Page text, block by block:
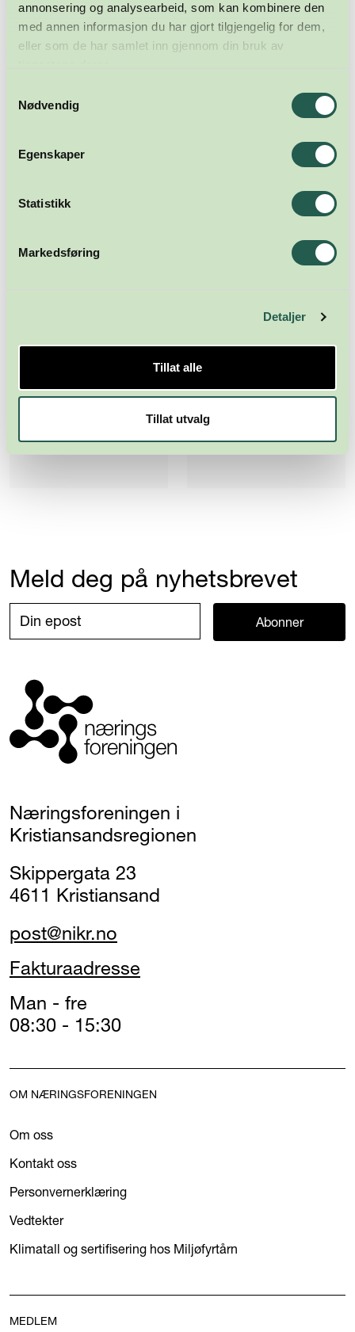
annonsering og analysearbeid, som kan kombinere den
med annen informasjon du har gjort tilgjengelig for dem,
eller som de har samlet inn gjennom din bruk av
Nødvendig
Egenskaper
Statistikk
Markedsføring
Detaljer
Tillat alle
Tillat utvalg
Meld deg på nyhetsbrevet
Abonner
Næringsforeningen i
Kristiansandsregionen
Skippergata 23
4611 Kristiansand
post@nikr.no
Fakturaadresse
Man - fre
08:30 - 15:30
OM NÆRINGSFORENINGEN
Om oss
Kontakt oss
Personvernerklæring
Vedtekter
Klimatall og sertifisering hos Miljøfyrtårn
MEDLEM